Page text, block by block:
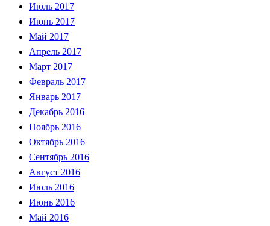
Июль 2017
Июнь 2017
Май 2017
Апрель 2017
Март 2017
Февраль 2017
Январь 2017
Декабрь 2016
Ноябрь 2016
Октябрь 2016
Сентябрь 2016
Август 2016
Июль 2016
Июнь 2016
Май 2016